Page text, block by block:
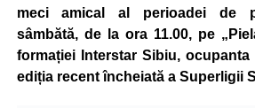
La numai 8 ani, a câștigat toate
competițiile de kickboxing dedicate
an a obținut și centura neagră,
meci amical al perioadei de
sâmbătă, de la ora 11.00, pe
formației Interstar Sibiu,
ediția recent încheiată a Superligii